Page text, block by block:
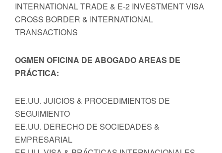
INTERNATIONAL TRADE & E-2 INVESTMENT VISA
CROSS BORDER & INTERNATIONAL
TRANSACTIONS
OGMEN OFICINA DE ABOGADO AREAS DE
PRÁCTICA:
EE.UU. JUICIOS & PROCEDIMIENTOS DE
SEGUIMIENTO
EE.UU. DERECHO DE SOCIEDADES &
EMPRESARIAL